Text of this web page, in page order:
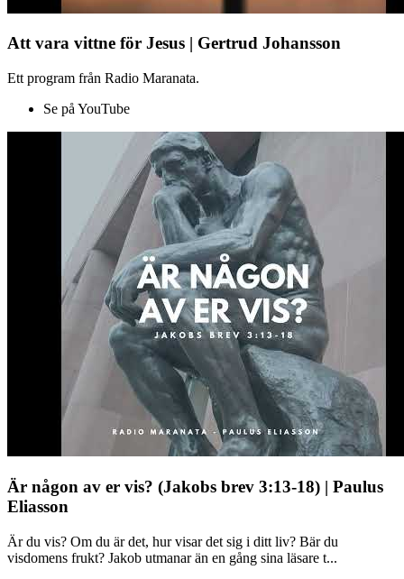
Att vara vittne för Jesus | Gertrud Johansson
Ett program från Radio Maranata.
Se på YouTube
Är någon av er vis? (Jakobs brev 3:13-18) | Paulus
Eliasson
Är du vis? Om du är det, hur visar det sig i ditt liv? Bär du
visdomens frukt? Jakob utmanar än en gång sina läsare t...